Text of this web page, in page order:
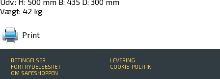
Vægt: 42 kg
Print
BETINGELSER
LEVERING
FORTRYDELSESRET
COOKIE-POLITIK
OM SAFESHOPPEN